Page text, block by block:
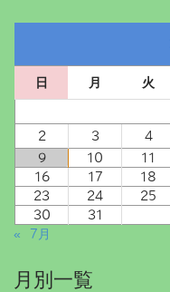
n
v
i
i
o
n
日 月 火
2
3 4
9
10 11
16
17 18
23
24 25
30
31
« 7月
月別一覧